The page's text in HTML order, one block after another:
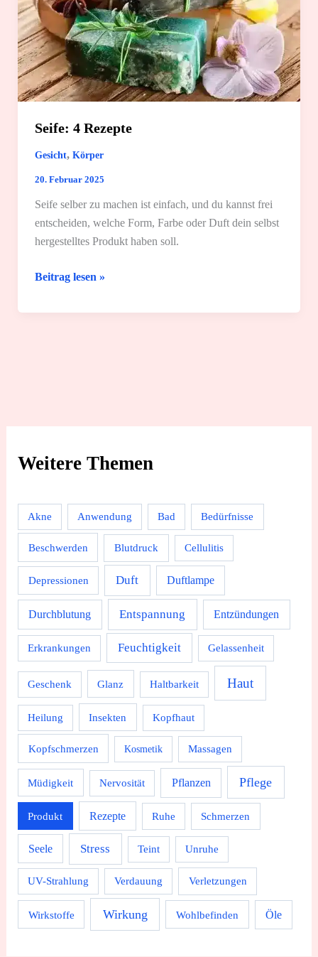
Weitere Themen
Akne Anwendung Bad Bedürfnisse
Beschwerden Blutdruck Cellulitis
Depressionen Duft Duftlampe
Durchblutung Entspannung Entzündungen
Erkrankungen Feuchtigkeit Gelassenheit
Geschenk Glanz Haltbarkeit Haut
Heilung Insekten Kopfhaut
Kopfschmerzen Kosmetik Massagen
Müdigkeit Nervosität Pflanzen Pflege
Produkt Rezepte Ruhe Schmerzen
Seele Stress Teint Unruhe
UV-Strahlung Verdauung Verletzungen
Wirkstoffe Wirkung Wohlbefinden Öle
Seife: 4 Rezepte
Gesicht, Körper
20. Februar 2025
Seife selber zu machen ist einfach, und du kannst frei
entscheiden, welche Form, Farbe oder Duft dein selbst
hergestelltes Produkt haben soll.
Seife:
Rezepte
Beitrag lesen »